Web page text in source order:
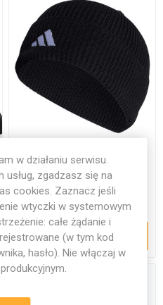
Czapka Adidas Tiro 23
League Beanie
80,49 zł
DODAJ DO KOSZYKA
w działaniu serwisu.
zgadzasz się na
cookies. Zaznacz jeśli
wtyczki w systemowym
całe żądanie i
(w tym kod
hasło). Nie włączaj w